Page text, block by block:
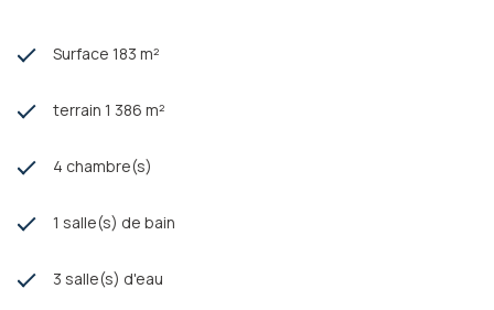
Surface 183 m²
terrain 1 386 m²
4 chambre(s)
1 salle(s) de bain
3 salle(s) d'eau